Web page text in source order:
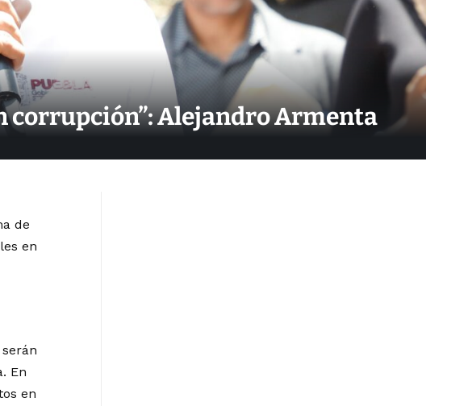
corrupción”: Alejandro Armenta
de
en
En
en